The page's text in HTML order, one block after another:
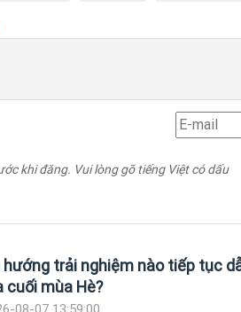
khi đăng. Vui lòng gõ tiếng Việt có dấu
hướng trải nghiệm nào tiếp tục
cuối mùa Hè?